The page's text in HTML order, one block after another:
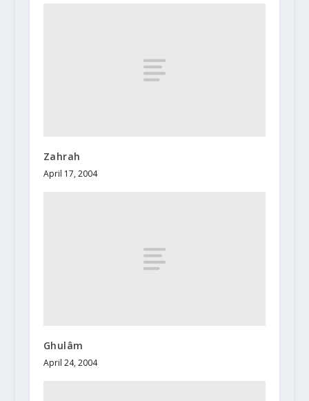
Zahrah
April 17, 2004
Ghulâm
April 24, 2004